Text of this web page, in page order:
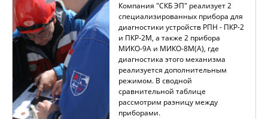
Компания "СКБ ЭП" реализует 2
специализированных прибора для
диагностики устройств РПН - ПКР-2
и ПКР-2М, а также 2 прибора
МИКО-9А и МИКО-8М(А), где
диагностика этого механизма
реализуется дополнительным
режимом. В сводной
сравнительной таблице
рассмотрим разницу между
приборами.